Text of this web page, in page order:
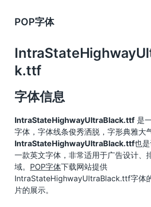
POP字体
k.ttf
字体信息
IntraStateHighwayUltraBlack.ttf 是
字体，字体线条俊秀洒脱，字形典雅大
IntraStateHighwayUltraBlack.ttf也
一款英文字体，非常适用于广告设计、
域。 POP字体下载网站提供
IntraStateHighwayUltraBlack.ttf字体
片的展示。